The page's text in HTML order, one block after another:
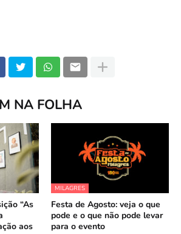
NA FOLHA
“As
aos
MILAGRES
Festa de Agosto: veja o que
pode e o que não pode levar
para o evento